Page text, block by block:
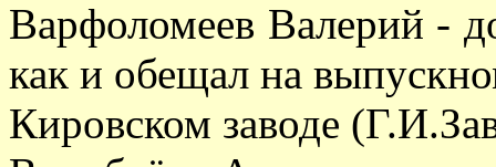
Варфоломеев Валерий -
как и обещал на
Кировском заводе